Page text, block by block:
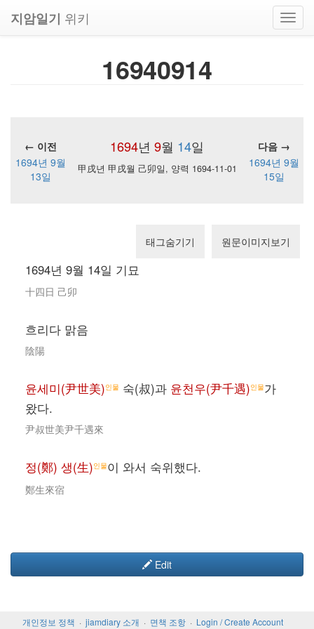
지암일기 위키
16940914
1694년 9월 14일
← 이전
다음 →
1694년 9월
13일
甲戌년 甲戌월 己卯일, 양력 1694-11-01
1694년 9월
15일
태그숨기기 원문이미지보기
1694년 9월 14일 기묘
十四日 己卯
흐리다 맑음
陰陽
윤세미(尹世美)인물 숙(叔)과 윤천우(尹千遇)인물가
왔다.
尹叔世美尹千遇來
정(鄭) 생(生)인물이 와서 숙위했다.
鄭生來宿
Edit
개인정보 정책 jiamdiary 소개 면책 조항
Login / Create Account